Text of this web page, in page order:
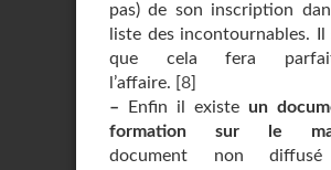
pas) de son inscription
liste des incontournables. Il
que cela fera
l’affaire. [8]
– Enfin il existe un
formation sur le
document non